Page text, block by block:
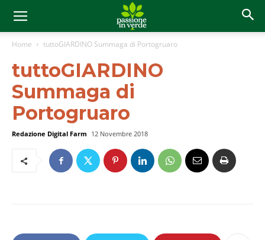
Home tuttoGIARDINO Summaga di Portogruaro
tuttoGIARDINO
Summaga di
Portogruaro
Redazione Digital Farm 12 Novembre 2018